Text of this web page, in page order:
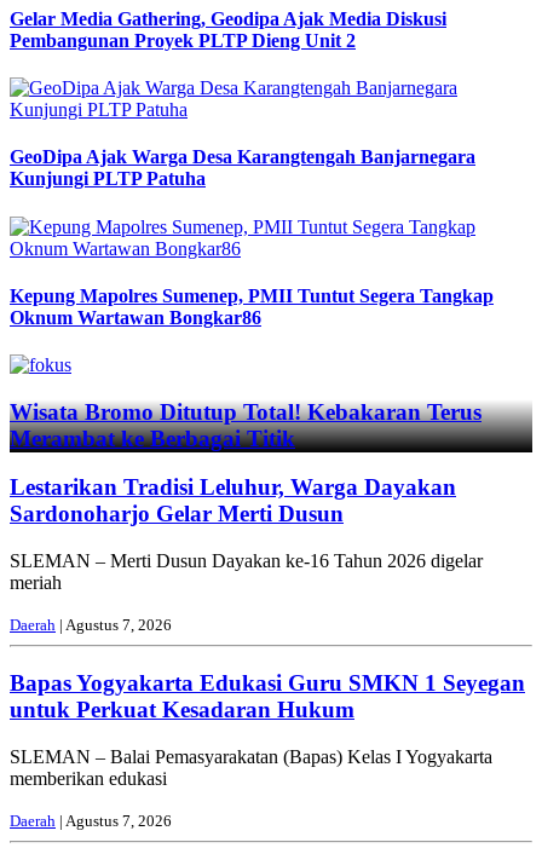
Gelar Media Gathering, Geodipa Ajak Media Diskusi
Pembangunan Proyek PLTP Dieng Unit 2
GeoDipa Ajak Warga Desa Karangtengah Banjarnegara
Kunjungi PLTP Patuha
Kepung Mapolres Sumenep, PMII Tuntut Segera Tangkap
Oknum Wartawan Bongkar86
Previous
Next
Wisata Bromo Ditutup Total! Kebakaran Terus
Merambat ke Berbagai Titik
Lestarikan Tradisi Leluhur, Warga Dayakan
Sardonoharjo Gelar Merti Dusun
SLEMAN – Merti Dusun Dayakan ke-16 Tahun 2026 digelar
meriah
Daerah | Agustus 7, 2026
Bapas Yogyakarta Edukasi Guru SMKN 1 Seyegan
untuk Perkuat Kesadaran Hukum
SLEMAN – Balai Pemasyarakatan (Bapas) Kelas I Yogyakarta
memberikan edukasi
Daerah | Agustus 7, 2026